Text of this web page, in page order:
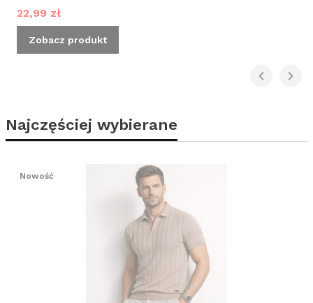
Cena promocyjna
22,99 zł
Zobacz produkt
Najczęściej wybierane
Nowość